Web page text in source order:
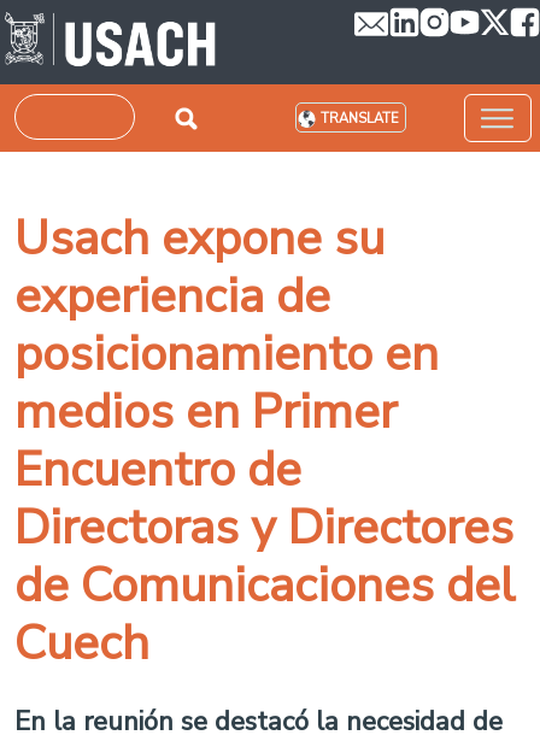
Skip to main content
Search TRANSLATE
Usach expone su
experiencia de
posicionamiento en
medios en Primer
Encuentro de
Directoras y Directores
de Comunicaciones del
Cuech
En la reunión se destacó la necesidad de